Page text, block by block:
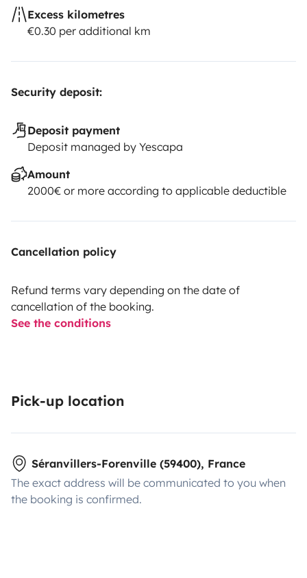
Excess kilometres
€0.30 per additional km
Security deposit:
Deposit payment
Deposit managed by Yescapa
Amount
2000€ or more according to applicable deductible
Cancellation policy
Refund terms vary depending on the date of
cancellation of the booking.
See the conditions
Pick-up location
Séranvillers-Forenville (59400), France
The exact address will be communicated to you when
the booking is confirmed.